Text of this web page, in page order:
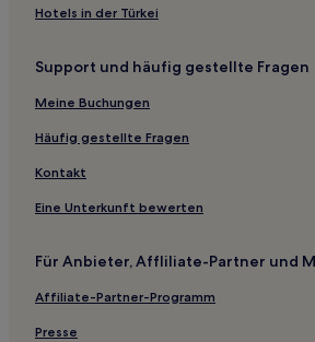
Lgbtqia-Freundliche in San Francisco
Lgbtqia-Freundliche in South San
Familien in South San Francisco
Hotels mit Küchenzeile in Richmond
Familien in Alameda County
Familien nahe Bolinas Beach
Hotels mit Pool in Menlo Park
Business in Menlo Park
Luxus in Santa Clara
Hotels in der Türkei
Support und häufig gestellte Fragen
Meine Buchungen
Häufig gestellte Fragen
Kontakt
Eine Unterkunft bewerten
Für Anbieter, Affliliate-Partner und
Affiliate-Partner-Programm
Presse